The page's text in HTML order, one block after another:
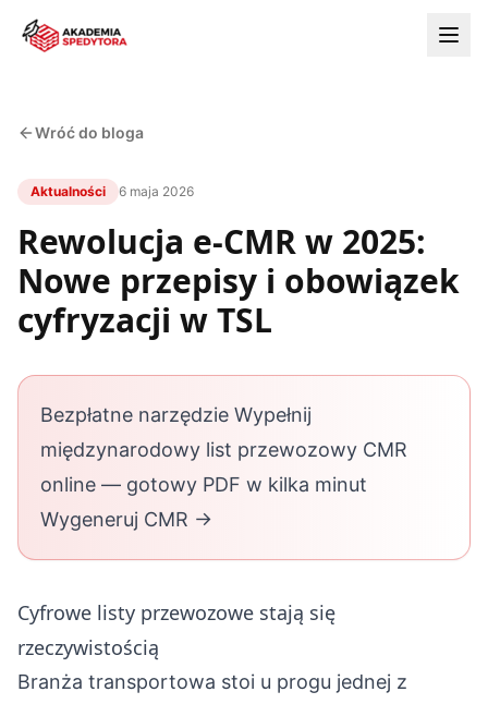
Wróć do bloga
Aktualności 6 maja 2026
Rewolucja e-CMR w 2025:
Nowe przepisy i obowiązek
cyfryzacji w TSL
Bezpłatne narzędzie Wypełnij
międzynarodowy list przewozowy CMR
online — gotowy PDF w kilka minut
Wygeneruj CMR →
Cyfrowe listy przewozowe stają się
rzeczywistością
Branża transportowa stoi u progu jednej z